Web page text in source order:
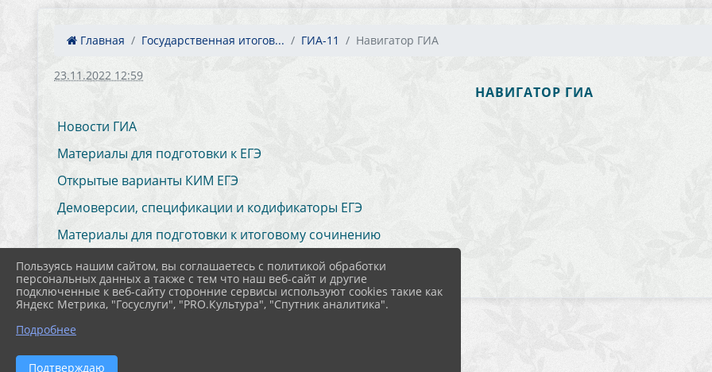
Главная Государственная итогов... ГИА-11 Навигатор ГИА
23.11.2022 12:59
НАВИГАТОР ГИА
Новости ГИА
Материалы для подготовки к ЕГЭ
Открытые варианты КИМ ЕГЭ
Демоверсии, спецификации и кодификаторы ЕГЭ
Материалы для подготовки к итоговому сочинению
Открытый банк заданий ЕГЭ
Пользуясь нашим сайтом, вы соглашаетесь с политикой обработки
персональных данных а также с тем что наш веб-сайт и другие
подключенные к веб-сайту сторонние сервисы используют cookies такие как
Яндекс Метрика, "Госуслуги", "PRO.Культура", "Спутник аналитика".
Подробнее
Подтверждаю